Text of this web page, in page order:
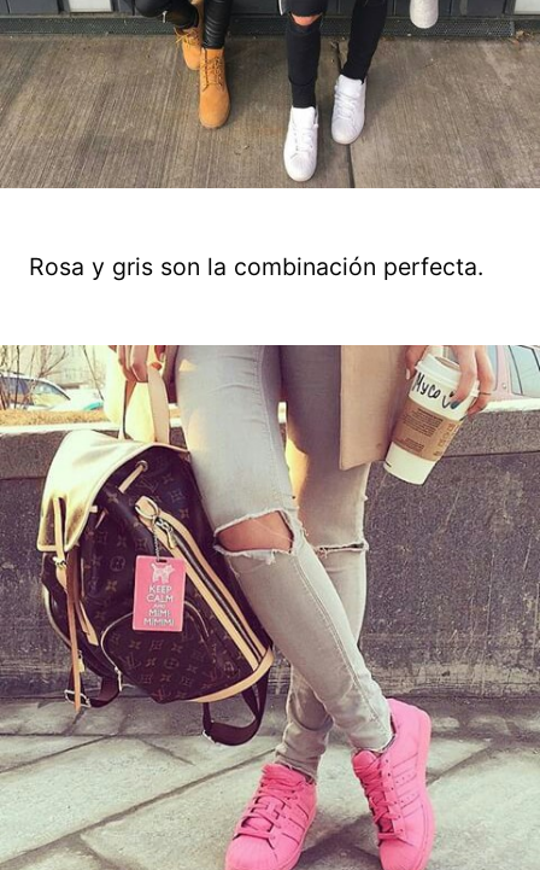
Rosa y gris son la combinación perfecta.